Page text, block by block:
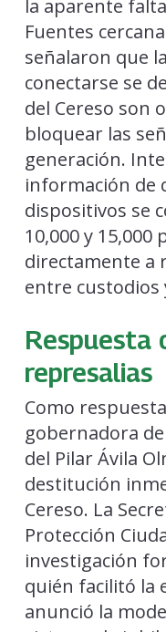
la aparente
Fuentes
señalaron que
conectarse se
del Cereso son
bloquear las
generación.
información de
dispositivos se
10,000 y
directamente a
entre custodios
Respuesta
represalias
Como
gobernadora
del Pilar Ávila
destitución
Cereso. La
Protección
investigación
quién facilitó la
anunció la